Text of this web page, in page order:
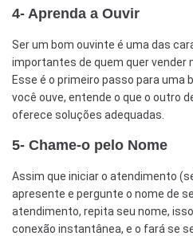
4- Aprenda a Ouvir
Ser um bom ouvinte é uma das
importantes de quem quer vender
Esse é o primeiro passo para uma
você ouve, entende o que o outro
oferece soluções adequadas.
5- Chame-o pelo Nome
Assim que iniciar o atendimento
apresente e pergunte o nome de
atendimento, repita seu nome,
conexão instantânea, e o fará se